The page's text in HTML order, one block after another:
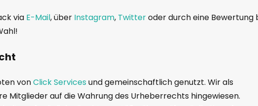
via E-Mail, über Instagram, Twitteroder durch eine Bewertung
vonClick Servicesund gemeinschaftlich genutzt. Wir als
Mitglieder auf die Wahrung des Urheberrechts hingewiesen.